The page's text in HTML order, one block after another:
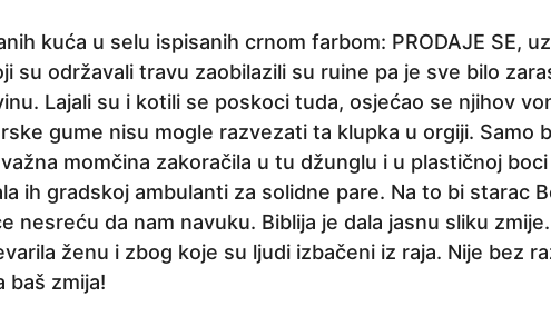
kuća u selu ispisanih crnom farbom: PRODAJE SE,
su održavali travu zaobilazili su ruine pa je sve bilo
Lajali su i kotili se poskoci tuda, osjećao se njihov
gume nisu mogle razvezati ta klupka u orgiji. Samo
momčina zakoračila u tu džunglu i u plastičnoj boci
ih gradskoj ambulanti za solidne pare. Na to bi starac
nesreću da nam navuku. Biblija je dala jasnu sliku
ženu i zbog koje su ljudi izbačeni iz raja. Nije bez
baš zmija!